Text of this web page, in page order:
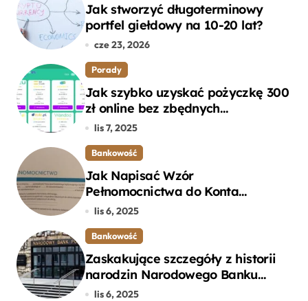
Jak stworzyć długoterminowy
portfel giełdowy na 10-20 lat?
cze 23, 2026
Porady
Jak szybko uzyskać pożyczkę 300
zł online bez zbędnych
formalności?
lis 7, 2025
Bankowość
Jak Napisać Wzór
Pełnomocnictwa do Konta
Bankowego – Praktyczny
lis 6, 2025
Bankowość
Zaskakujące szczegóły z historii
narodzin Narodowego Banku
Polskiego, o których mogłeś nie
lis 6, 2025